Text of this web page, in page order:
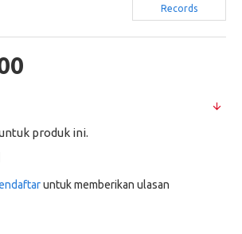
Records
produk ini.
untuk memberikan ulasan